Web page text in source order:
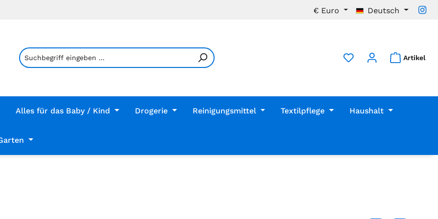
€ Euro Deutsch
Artikel
Alles für das Baby / Kind Drogerie Reinigungsmittel Textilpflege Haushalt